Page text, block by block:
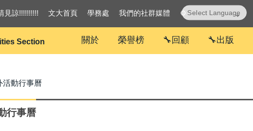
Section
Translate
見諒!!!!!!!!!! 文大首頁 學務處 我們的社群媒體 ⚙
關於 榮譽榜 🔧回顧 🔧出版
活動行事曆
行事曆